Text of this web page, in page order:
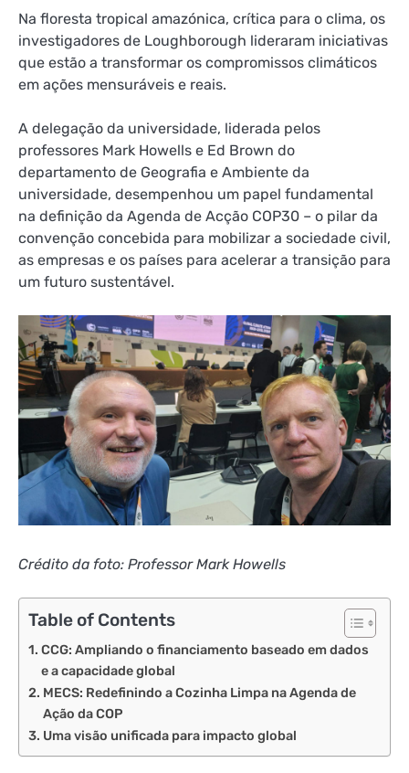
Na floresta tropical amazónica, crítica para o clima, os
investigadores de Loughborough lideraram iniciativas
que estão a transformar os compromissos climáticos
em ações mensuráveis ​​e reais.
A delegação da universidade, liderada pelos
professores Mark Howells e Ed Brown do
departamento de Geografia e Ambiente da
universidade, desempenhou um papel fundamental
na definição da Agenda de Acção COP30 – o pilar da
convenção concebida para mobilizar a sociedade civil,
as empresas e os países para acelerar a transição para
um futuro sustentável.
Crédito da foto: Professor Mark Howells
Table of Contents
CCG: Ampliando o financiamento baseado em dados
e a capacidade global
MECS: Redefinindo a Cozinha Limpa na Agenda de
Ação da COP
Uma visão unificada para impacto global